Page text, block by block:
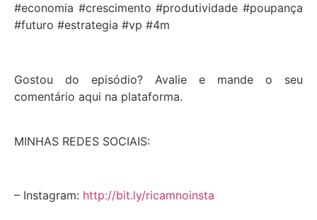
#economia #crescimento #produtividade #poupança
#futuro #estrategia #vp #4m
Gostou do episódio? Avalie e mande o seu
comentário aqui na plataforma.
MINHAS REDES SOCIAIS:
– Instagram: http://bit.ly/ricamnoinsta